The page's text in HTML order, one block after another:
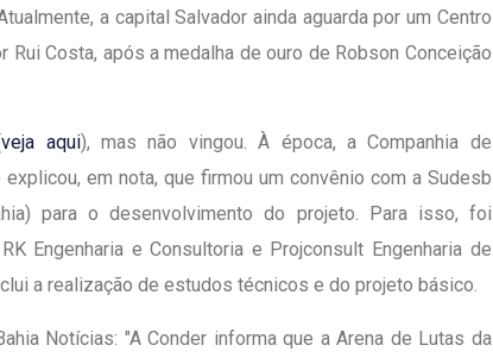
a capital Salvador ainda aguarda por um Centro
Costa, após a medalha de ouro de Robson Conceição
veja aqui), mas não vingou. À época, a Companhia de
em nota, que firmou um convênio com a Sudesb
para o desenvolvimento do projeto. Para isso, foi
Engenharia e Consultoria e Projconsult Engenharia de
a realização de estudos técnicos e do projeto básico.
Notícias: "A Conder informa que a Arena de Lutas da
CENTER Em Brumado
09 JAN 2018